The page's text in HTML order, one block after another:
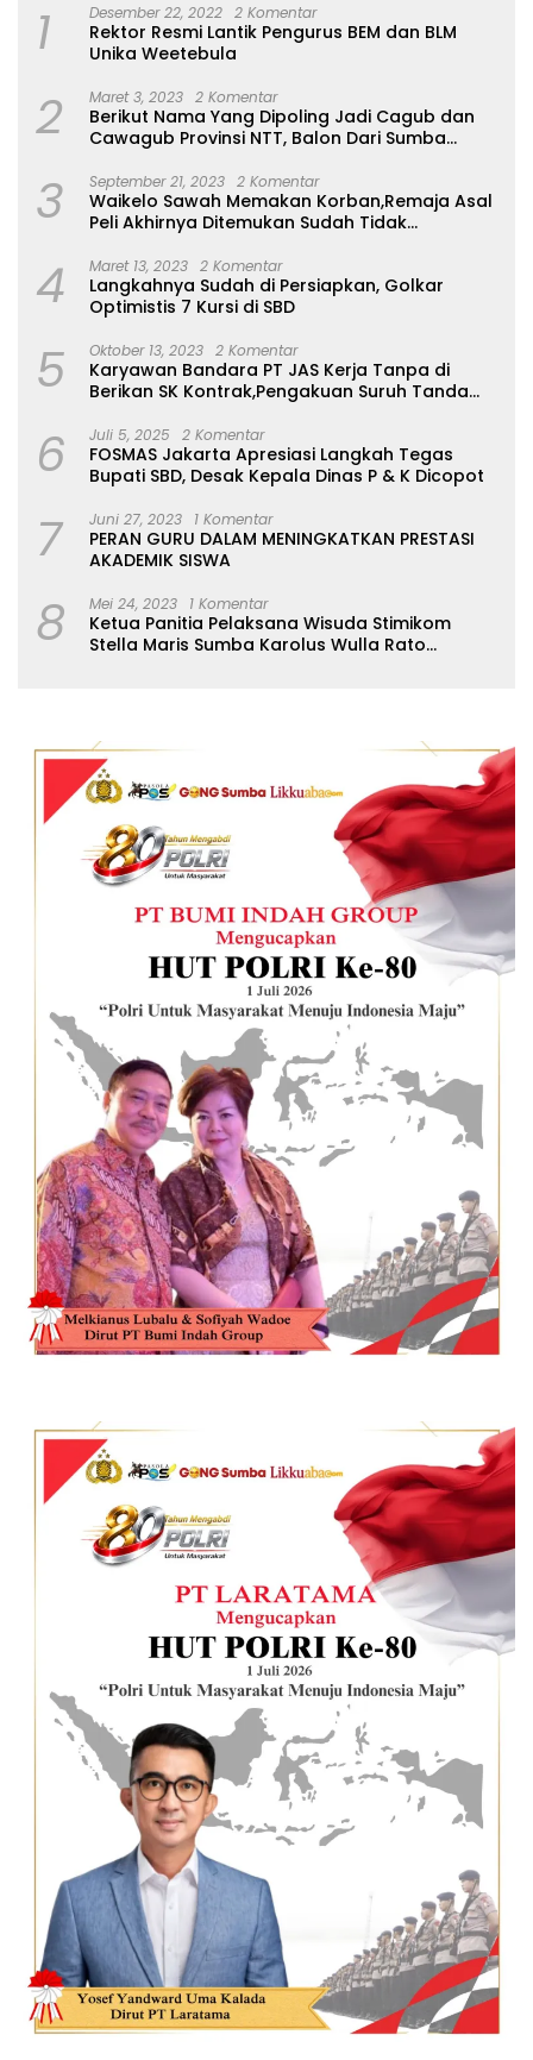
1 Desember 22, 2022 2 Komentar
Rektor Resmi Lantik Pengurus BEM dan BLM
Unika Weetebula
2 Maret 3, 2023 2 Komentar
Berikut Nama Yang Dipoling Jadi Cagub dan
Cawagub Provinsi NTT, Balon Dari Sumba
3 September 21, 2023 2 Komentar
Waikelo Sawah Memakan Korban,Remaja Asal
Peli Akhirnya Ditemukan Sudah Tidak
4 Maret 13, 2023 2 Komentar
Langkahnya Sudah di Persiapkan, Golkar
Optimistis 7 Kursi di SBD
5 Oktober 13, 2023 2 Komentar
Karyawan Bandara PT JAS Kerja Tanpa di
Berikan SK Kontrak,Pengakuan Suruh Tanda
6 Juli 5, 2025 2 Komentar
FOSMAS Jakarta Apresiasi Langkah Tegas
Bupati SBD, Desak Kepala Dinas P & K Dicopot
7 Juni 27, 2023 1 Komentar
PERAN GURU DALAM MENINGKATKAN PRESTASI
AKADEMIK SISWA
8 Mei 24, 2023 1 Komentar
Ketua Panitia Pelaksana Wisuda Stimikom
Stella Maris Sumba Karolus Wulla Rato